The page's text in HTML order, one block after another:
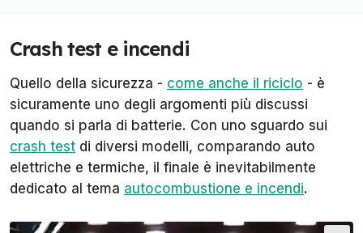
Crash test e incendi
Quello della sicurezza - come anche il riciclo - è
sicuramente uno degli argomenti più discussi
quando si parla di batterie. Con uno sguardo sui
crash test di diversi modelli, comparando auto
elettriche e termiche, il finale è inevitabilmente
dedicato al tema autocombustione e incendi.